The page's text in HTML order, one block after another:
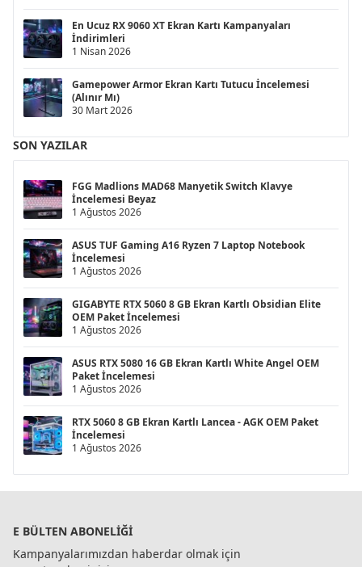
En Ucuz RX 9060 XT Ekran Kartı Kampanyaları
İndirimleri
1 Nisan 2026
Gamepower Armor Ekran Kartı Tutucu İncelemesi
(Alınır Mı)
30 Mart 2026
SON YAZILAR
FGG Madlions MAD68 Manyetik Switch Klavye
İncelemesi Beyaz
1 Ağustos 2026
ASUS TUF Gaming A16 Ryzen 7 Laptop Notebook
İncelemesi
1 Ağustos 2026
GIGABYTE RTX 5060 8 GB Ekran Kartlı Obsidian Elite
OEM Paket İncelemesi
1 Ağustos 2026
ASUS RTX 5080 16 GB Ekran Kartlı White Angel OEM
Paket İncelemesi
1 Ağustos 2026
RTX 5060 8 GB Ekran Kartlı Lancea - AGK OEM Paket
İncelemesi
1 Ağustos 2026
E BÜLTEN ABONELIĞI
Kampanyalarımızdan haberdar olmak için